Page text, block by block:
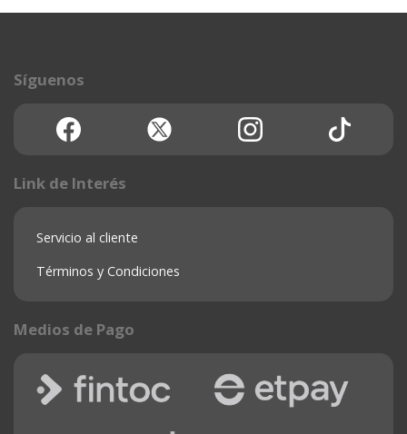
Síguenos
Link de Interés
Servicio al cliente
Términos y Condiciones
Medios de Pago